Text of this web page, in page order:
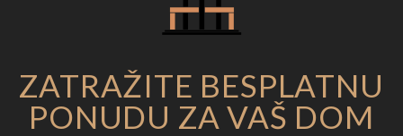
ZATRAŽITE BESPLATNU
PONUDU ZA VAŠ DOM